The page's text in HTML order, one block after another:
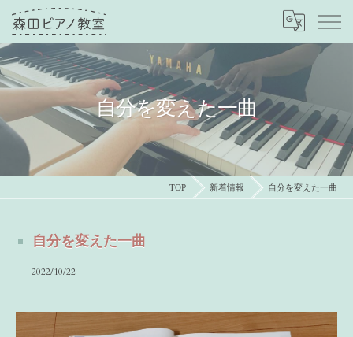
自分を変えた一曲
TOP 新着情報 自分を変えた一曲
自分を変えた一曲
2022/10/22